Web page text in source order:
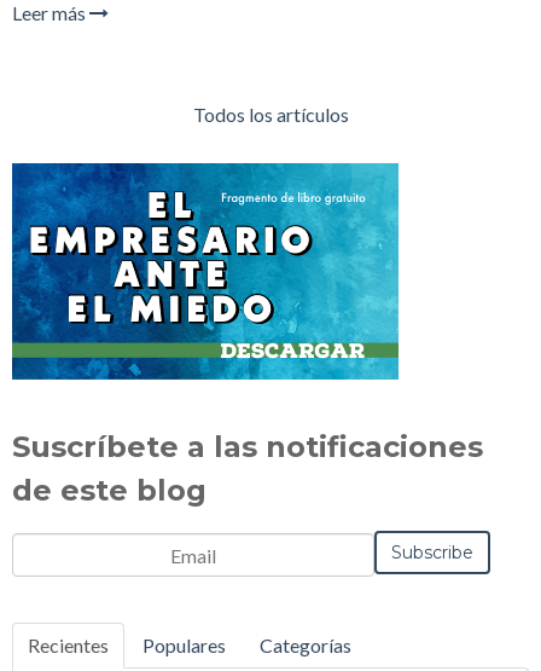
Leer más
Todos los artículos
Suscríbete a las notificaciones
de este blog
Recientes Populares Categorías